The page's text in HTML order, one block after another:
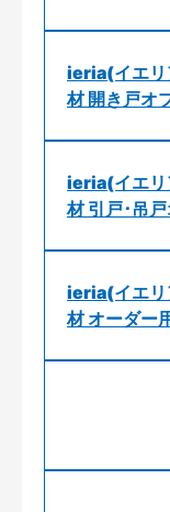
ieria(イエリ
材 開き戸オ
ieria(イエリ
材 引戸･吊
ieria(イエリ
材 オーダー